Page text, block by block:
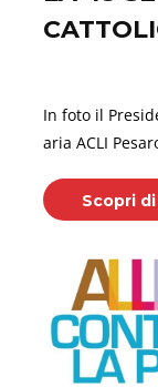
In foto il
aria ACLI
Scopri